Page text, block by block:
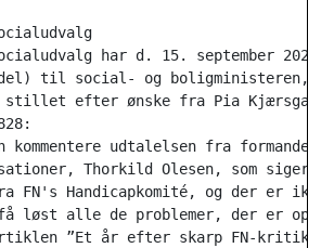
har d. 15. september
til social- og boligministeren, som
stillet efter ønske fra Pia
udtalelsen fra formanden
Thorkild Olesen, som siger:
FN's Handicapkomité, og der er
løst alle de problemer, der er
”Et år efter skarp FN-kritik: